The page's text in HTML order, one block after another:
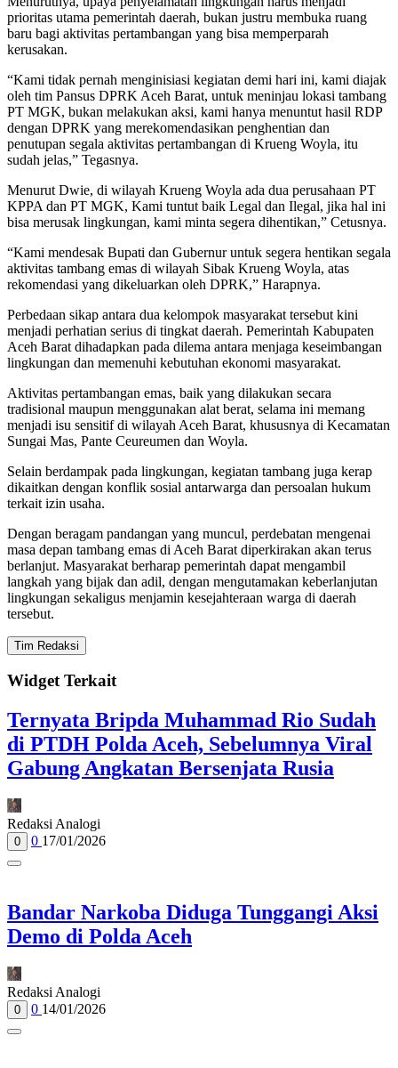
prioritas utama pemerintah daerah, bukan justru membuka ruang
baru bagi aktivitas pertambangan yang bisa memperparah
kerusakan.
“Kami tidak pernah menginisiasi kegiatan demi hari ini, kami diajak
oleh tim Pansus DPRK Aceh Barat, untuk meninjau lokasi tambang
PT MGK, bukan melakukan aksi, kami hanya menuntut hasil RDP
dengan DPRK yang merekomendasikan penghentian dan
penutupan segala aktivitas pertambangan di Krueng Woyla, itu
sudah jelas,” Tegasnya.
Menurut Dwie, di wilayah Krueng Woyla ada dua perusahaan PT
KPPA dan PT MGK, Kami tuntut baik Legal dan Ilegal, jika hal ini
bisa merusak lingkungan, kami minta segera dihentikan,” Cetusnya.
“Kami mendesak Bupati dan Gubernur untuk segera hentikan segala
aktivitas tambang emas di wilayah Sibak Krueng Woyla, atas
rekomendasi yang dikeluarkan oleh DPRK,” Harapnya.
Perbedaan sikap antara dua kelompok masyarakat tersebut kini
menjadi perhatian serius di tingkat daerah. Pemerintah Kabupaten
Aceh Barat dihadapkan pada dilema antara menjaga keseimbangan
lingkungan dan memenuhi kebutuhan ekonomi masyarakat.
Aktivitas pertambangan emas, baik yang dilakukan secara
tradisional maupun menggunakan alat berat, selama ini memang
menjadi isu sensitif di wilayah Aceh Barat, khususnya di Kecamatan
Sungai Mas, Pante Ceureumen dan Woyla.
Selain berdampak pada lingkungan, kegiatan tambang juga kerap
dikaitkan dengan konflik sosial antarwarga dan persoalan hukum
terkait izin usaha.
Dengan beragam pandangan yang muncul, perdebatan mengenai
masa depan tambang emas di Aceh Barat diperkirakan akan terus
berlanjut. Masyarakat berharap pemerintah dapat mengambil
langkah yang bijak dan adil, dengan mengutamakan keberlanjutan
lingkungan sekaligus menjamin kesejahteraan warga di daerah
tersebut.
Tim Redaksi
Widget Terkait
Ternyata Bripda Muhammad Rio Sudah
di PTDH Polda Aceh, Sebelumnya Viral
Gabung Angkatan Bersenjata Rusia
Redaksi Analogi
0 0 17/01/2026
Bandar Narkoba Diduga Tunggangi Aksi
Demo di Polda Aceh
Redaksi Analogi
0 0 14/01/2026